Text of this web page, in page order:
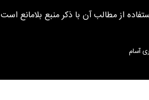
از مطالب آن با ذکر منبع بلامانع است
آسام